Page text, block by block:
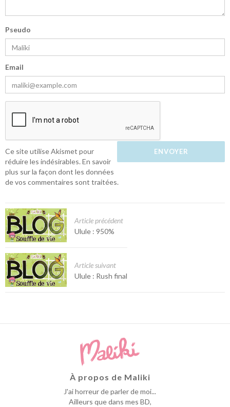
Pseudo
Email
Ce site utilise Akismet pour
réduire les indésirables. En savoir
plus sur la façon dont les données
de vos commentaires sont traitées.
Article précédent
Ulule : 950%
Article suivant
Ulule : Rush final
À propos de Maliki
J'ai horreur de parler de moi...
Ailleurs que dans mes BD,